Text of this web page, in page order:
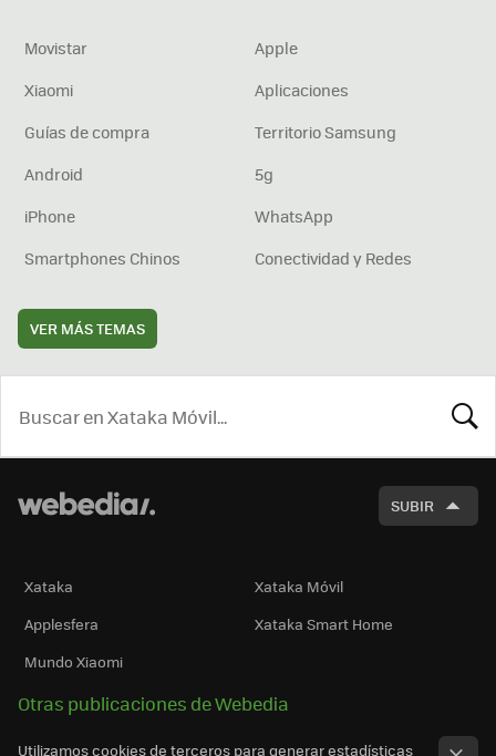
Movistar
Apple
Xiaomi
Aplicaciones
Guías de compra
Territorio Samsung
Android
5g
iPhone
WhatsApp
Smartphones Chinos
Conectividad y Redes
VER MÁS TEMAS
SUBIR
Xataka
Xataka Móvil
Applesfera
Xataka Smart Home
Mundo Xiaomi
Otras publicaciones de Webedia
Utilizamos cookies de terceros para generar estadísticas